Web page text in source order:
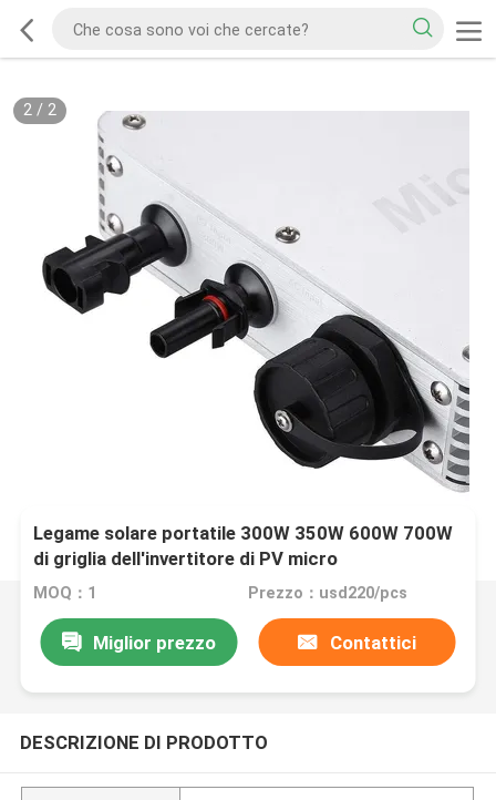
2/ 2
Legame solare portatile 300W 350W 600W 700W
di griglia dell'invertitore di PV micro
MOQ：1 Prezzo：usd220/pcs
Miglior prezzo Contattici
DESCRIZIONE DI PRODOTTO